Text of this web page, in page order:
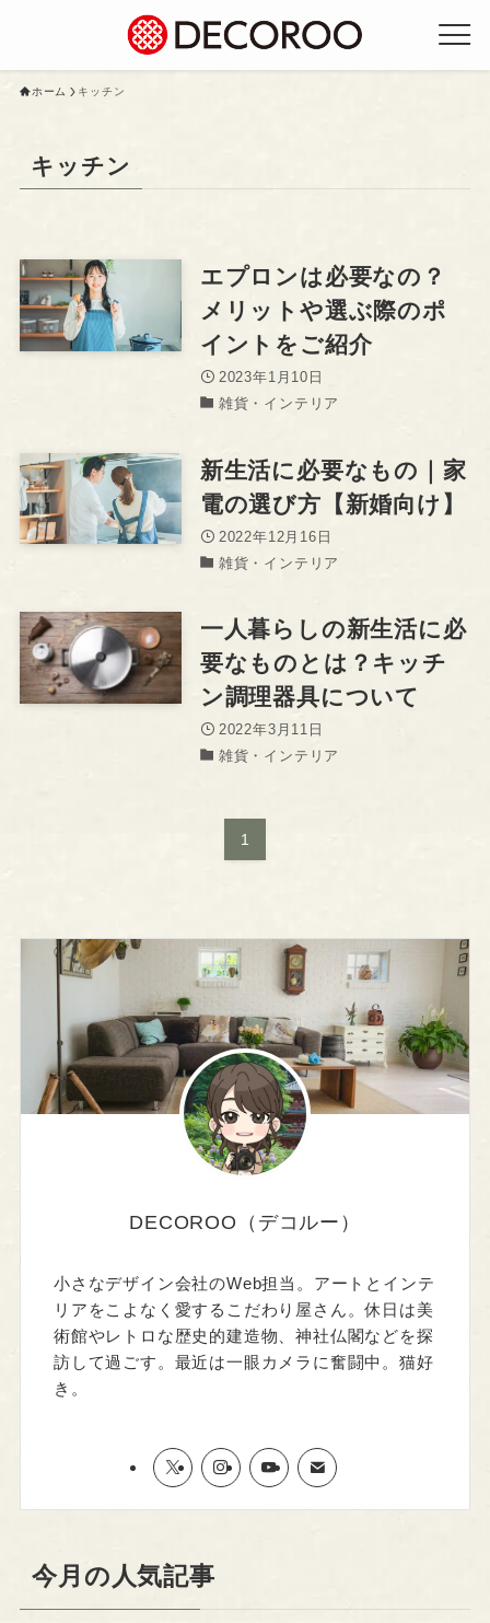
ホーム キッチン
キッチン
エプロンは必要なの？
メリットや選ぶ際のポ
イントをご紹介
2023年1月10日
雑貨・インテリア
新生活に必要なもの｜家
電の選び方【新婚向け】
2022年12月16日
雑貨・インテリア
一人暮らしの新生活に必
要なものとは？キッチ
ン調理器具について
2022年3月11日
雑貨・インテリア
1
DECOROO（デコルー）
小さなデザイン会社のWeb担当。アートとインテ
リアをこよなく愛するこだわり屋さん。休日は美
術館やレトロな歴史的建造物、神社仏閣などを探
訪して過ごす。最近は一眼カメラに奮闘中。猫好
き。
今月の人気記事